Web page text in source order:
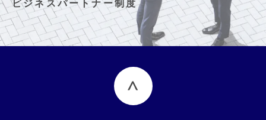
ビジネスパートナー制度